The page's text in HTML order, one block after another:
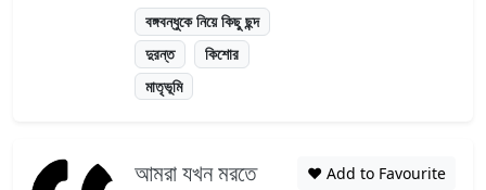
বঙ্গবন্ধুকে নিয়ে কিছু ছন্দ
দুরন্ত
কিশোর
মাতৃভূমি
আমরা যখন মরতে
❤️ Add to Favourite